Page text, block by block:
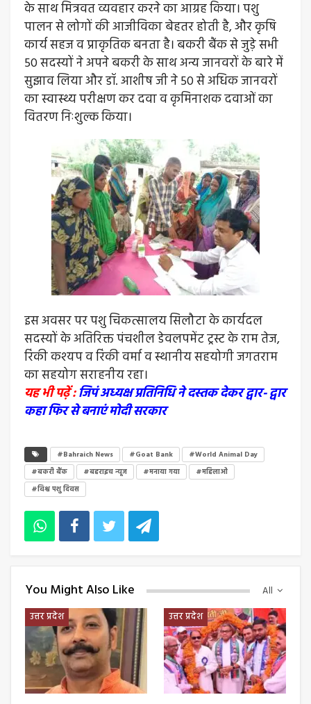
के साथ मित्रवत व्यवहार करने का आग्रह किया। पशु
पालन से लोगों की आजीविका बेहतर होती है, और कृषि
कार्य सहज व प्राकृतिक बनता है। बकरी बैंक से जुड़े सभी
50 सदस्यों ने अपने बकरी के साथ अन्य जानवरों के बारे में
सुझाव लिया और डॉ. आशीष जी ने 50 से अधिक जानवरों
का स्वास्थ्य परीक्षण कर दवा व कृमिनाशक दवाओं का
वितरण निःशुल्क किया।
इस अवसर पर पशु चिकत्सालय सिलौटा के कार्यदल
सदस्यों के अतिरिक्त पंचशील डेवलपमेंट ट्रस्ट के राम तेज,
रिंकी कश्यप व रिंकी वर्मा व स्थानीय सहयोगी जगतराम
का सहयोग सराहनीय रहा।
यह भी पढ़ें :जिपं अध्यक्ष प्रतिनिधि ने दस्तक देकर द्वार- द्वार
कहा फिर से बनाएं मोदी सरकार
#Bahraich News #Goat Bank
#World Animal Day
#बकरी बैंक
#बहराइच न्यूज #मनाया गया
#महिलाओं
#विश्व पशु दिवस
All
You Might Also Like
उत्तर प्रदेश उत्तर प्रदेश